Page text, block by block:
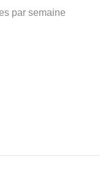
par semaine